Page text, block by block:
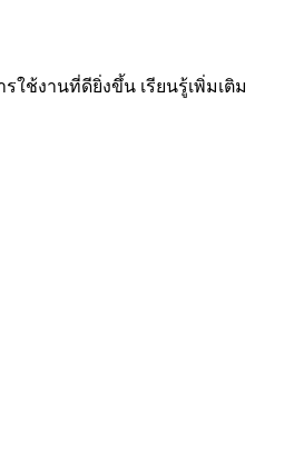
รใช้งานที่ดียิ่งขึ้น เรียนรู้เพิ่มเติม